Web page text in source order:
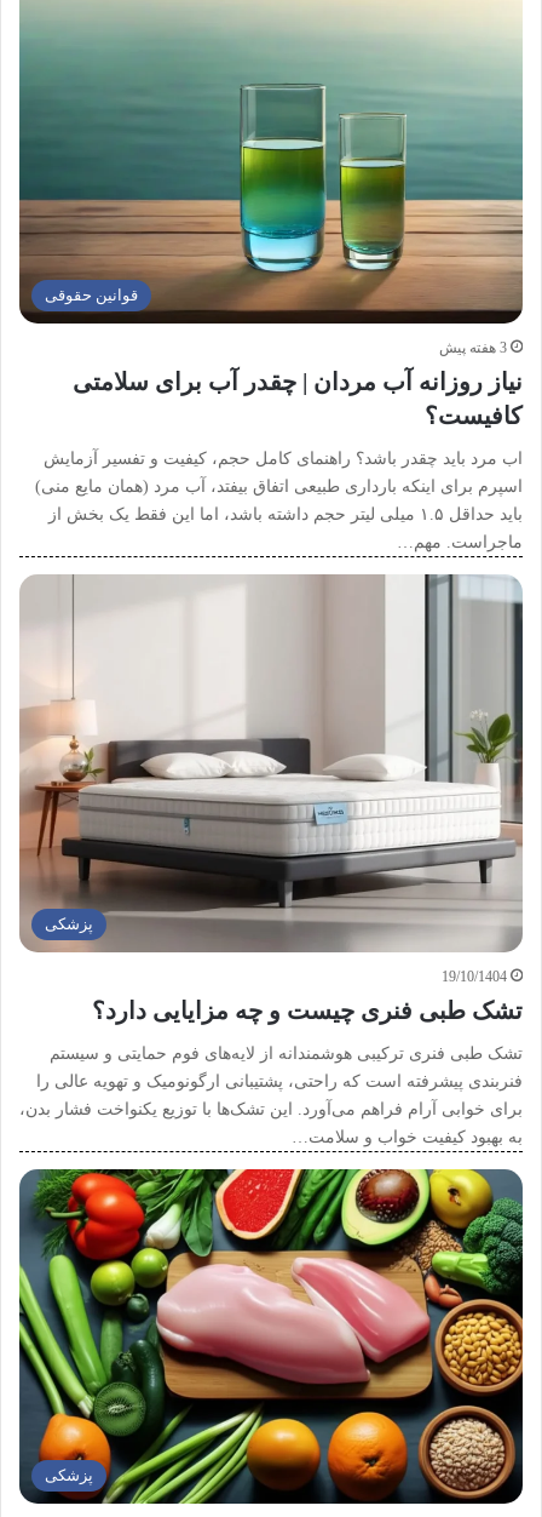
قوانین حقوقی
3 هفته پیش
نیاز روزانه آب مردان | چقدر آب برای سلامتی
کافیست؟
اب مرد باید چقدر باشد؟ راهنمای کامل حجم، کیفیت و تفسیر آزمایش
اسپرم برای اینکه بارداری طبیعی اتفاق بیفتد، آب مرد (همان مایع منی)
باید حداقل ۱.۵ میلی لیتر حجم داشته باشد، اما این فقط یک بخش از
ماجراست. مهم…
پزشکی
19/10/1404
تشک طبی فنری چیست و چه مزایایی دارد؟
تشک طبی فنری ترکیبی هوشمندانه از لایه‌های فوم حمایتی و سیستم
فنربندی پیشرفته است که راحتی، پشتیبانی ارگونومیک و تهویه عالی را
برای خوابی آرام فراهم می‌آورد. این تشک‌ها با توزیع یکنواخت فشار بدن،
به بهبود کیفیت خواب و سلامت…
پزشکی